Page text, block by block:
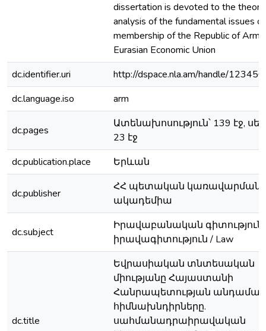
dissertation is devoted to the
analysis of the fundamental issues of
membership of the Republic of
Eurasian Economic Union
dc.identifier.uri
http://dspace.nla.am/handle/
dc.language.iso
arm
dc.pages
Ատենախոսություն՝ 139 էջ,
23 էջ
dc.publication.place
Երևան
dc.publisher
ՀՀ պետական կառավարման
ակադեմիա
dc.subject
Իրավաբանական
իրավագիտություն / Law
dc.title
Եվրասիական տնտեսական
միությանը Հայաստանի
Հանրապետության
հիմնախնդիրները.
սահմանադրաիրավական